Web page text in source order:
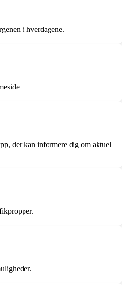
i hverdagene.
der kan informere dig om aktuel